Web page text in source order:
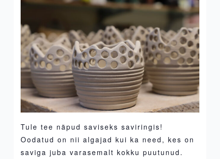
Tule tee näpud saviseks saviringis!
Oodatud on nii algajad kui ka need, kes on
saviga juba varasemalt kokku puutunud.